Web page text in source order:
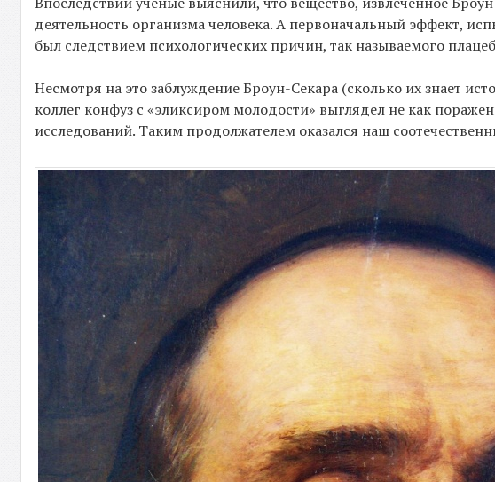
деятельность организма человека. А первоначальный эффект,
был следствием психологических причин, так называемого
Несмотря на это заблуждение Броун-Секара (сколько их знает
коллег конфуз с «эликсиром молодости» выглядел не как
исследований. Таким продолжателем оказался наш